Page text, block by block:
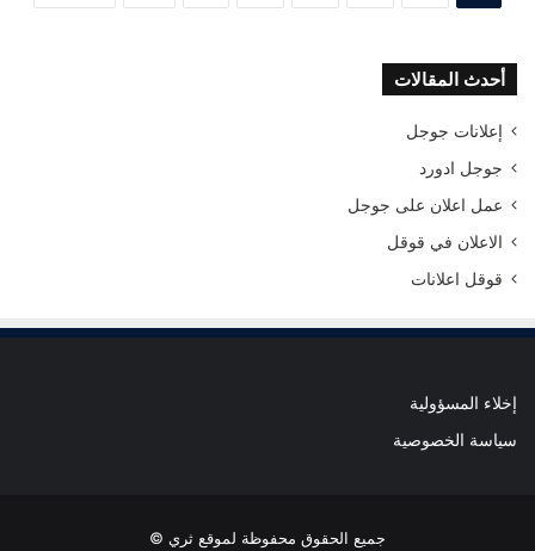
أحدث المقالات
إعلانات جوجل
جوجل ادورد
عمل اعلان على جوجل
الاعلان في قوقل
قوقل اعلانات
إخلاء المسؤولية
سياسة الخصوصية
جميع الحقوق محفوظة لموقع ثري ©